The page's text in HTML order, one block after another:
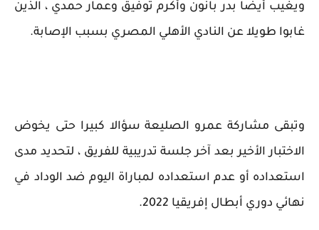
ويغيب أيضا بدر بانون وأكرم توفيق وعمار حمدي ، الذين
غابوا طويلا عن النادي الأهلي المصري بسبب الإصابة.
وتبقى مشاركة عمرو الصليعة سؤالا كبيرا حتى يخوض
الاختبار الأخير بعد آخر جلسة تدريبية للفريق ، لتحديد مدى
استعداده أو عدم استعداده لمباراة اليوم ضد الوداد في
نهائي دوري أبطال إفريقيا 2022.